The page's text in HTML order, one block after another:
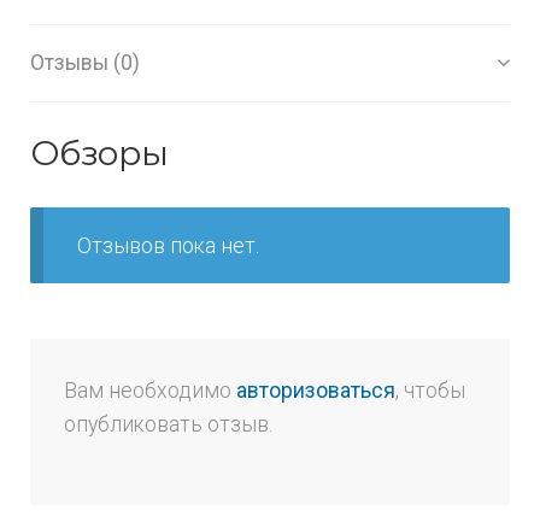
Отзывы (0)
Обзоры
Отзывов пока нет.
Вам необходимо авторизоваться, чтобы
опубликовать отзыв.